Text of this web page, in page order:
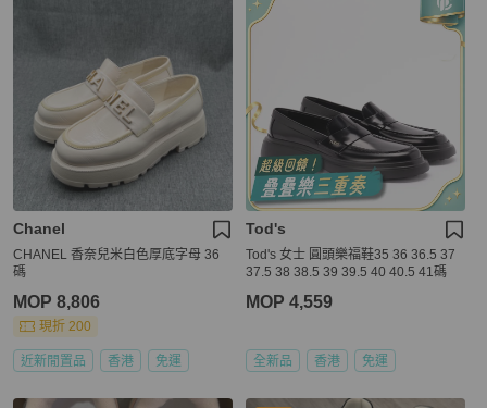
Chanel
CHANEL 香奈兒米白色厚底字母 36
碼
MOP 8,806
現折 200
近新閒置品 香港 免運
Tod's
Tod's 女士 圓頭樂福鞋35 36 36.5 37
37.5 38 38.5 39 39.5 40 40.5 41碼
MOP 4,559
全新品 香港 免運